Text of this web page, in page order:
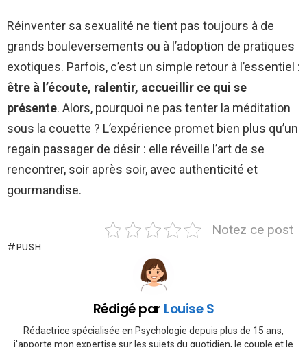
Réinventer sa sexualité ne tient pas toujours à de
grands bouleversements ou à l’adoption de pratiques
exotiques. Parfois, c’est un simple retour à l’essentiel :
être à l’écoute, ralentir, accueillir ce qui se
présente. Alors, pourquoi ne pas tenter la méditation
sous la couette ? L’expérience promet bien plus qu’un
regain passager de désir : elle réveille l’art de se
rencontrer, soir après soir, avec authenticité et
gourmandise.
Notez ce post
PUSH
Rédigé par Louise S
Rédactrice spécialisée en Psychologie depuis plus de 15 ans,
j'apporte mon expertise sur les sujets du quotidien, le couple et le